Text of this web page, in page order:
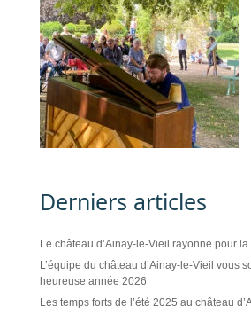
Derniers articles
Le château d’Ainay-le-Vieil rayonne pour
L’équipe du château d’Ainay-le-Vieil vous
heureuse année 2026
Les temps forts de l’été 2025 au château